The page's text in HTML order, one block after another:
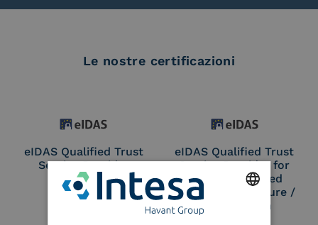
Le nostre certificazioni
eIDAS Qualified Trust
Service Provider
eIDAS Qualified Trust
Service Provider for
Remote Qualified
Electronic Signature /
Seal Creation